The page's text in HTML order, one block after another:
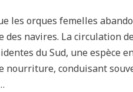
les orques femelles
des navires. La circulation
du Sud, une espèce
conduisant